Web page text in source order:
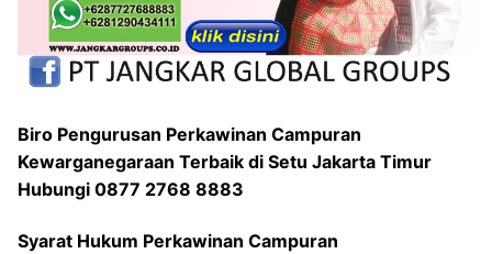
Biro Pengurusan Perkawinan Campuran
Kewarganegaraan Terbaik di Setu Jakarta Timur
Hubungi 0877 2768 8883
Syarat Hukum Perkawinan Campuran